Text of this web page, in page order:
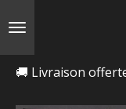
🚚 Livraison